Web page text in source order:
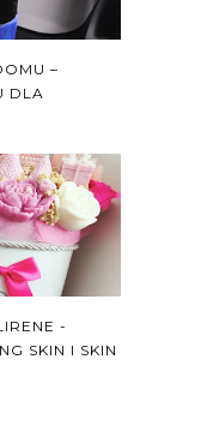
–
DLA
-
SKIN I SKIN